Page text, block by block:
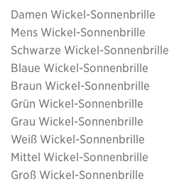
Damen Wickel-Sonnenbrille
Mens Wickel-Sonnenbrille
Schwarze Wickel-Sonnenbrille
Blaue Wickel-Sonnenbrille
Braun Wickel-Sonnenbrille
Grün Wickel-Sonnenbrille
Grau Wickel-Sonnenbrille
Weiß Wickel-Sonnenbrille
Mittel Wickel-Sonnenbrille
Groß Wickel-Sonnenbrille